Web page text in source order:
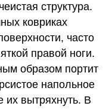
структура.
ковриках
часто
правой ноги.
образом портит
напольное
их вытряхнуть. В